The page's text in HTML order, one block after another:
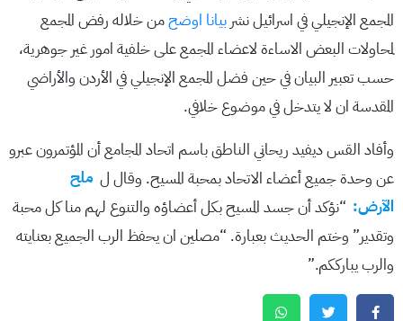
المجمع الإنجيلي في اسرائيل نشر بيانا اوضحمن خلاله رفض المجمع
لمحاولات البعض الاساءة لاعضاء المجمع على خلفية امور غير جوهرية،
حسب تعبير البيان في حين فضل المجمع الإنجيلي في الأردن والأراضي
المقدسة ان لا يتدخل في موضوع خلافي.
وأفاد القس ديفيد ريحاني الناطق باسم اتحاد المجامع أن المؤتمرون عبرو
عن وحدة جميع أعضاء الاتحاد بمحبة المسيح. وقال ل ملح
الآرض: “نؤكد أن جسد المسيح بكل أعضاؤه والتنوع لهم منا كل محبة
وتقدير” وختم الحديث بعبارة. “مصلين ان يحفظ الرب الجميع بعنايته
والرب يبارككم.”